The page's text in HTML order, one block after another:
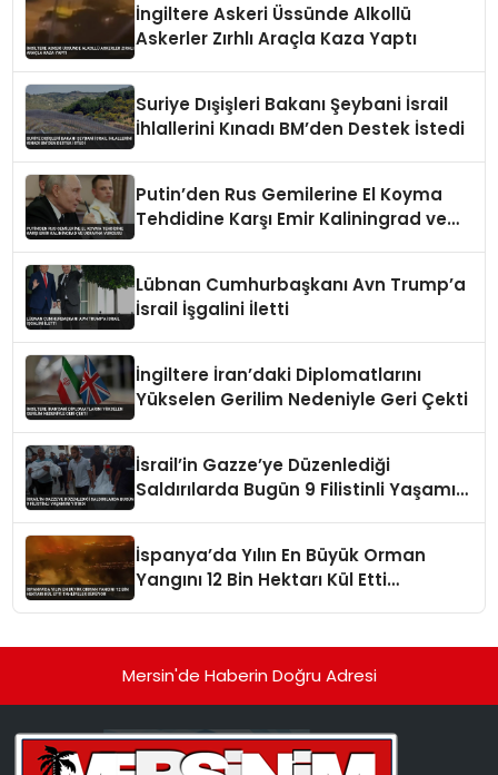
İngiltere Askeri Üssünde Alkollü
Askerler Zırhlı Araçla Kaza Yaptı
Suriye Dışişleri Bakanı Şeybani İsrail
İhlallerini Kınadı BM’den Destek İstedi
Putin’den Rus Gemilerine El Koyma
Tehdidine Karşı Emir Kaliningrad ve
Lübnan Cumhurbaşkanı Avn Trump’a
İsrail İşgalini İletti
İngiltere İran’daki Diplomatlarını
Yükselen Gerilim Nedeniyle Geri Çekti
İsrail’in Gazze’ye Düzenlediği
Saldırılarda Bugün 9 Filistinli Yaşamını
İspanya’da Yılın En Büyük Orman
Yangını 12 Bin Hektarı Kül Etti
Mersin'de Haberin Doğru Adresi